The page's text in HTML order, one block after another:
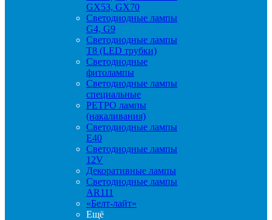
GX53, GX70
Светодиодные лампы
G4, G9
Светодиодные лампы
Т8 (LED трубки)
Светодиодные
фитолампы
Светодиодные лампы
специальные
РЕТРО лампы
(накаливания)
Светодиодные лампы
E40
Светодиодные лампы
12V
Декоративные лампы
Светодиодные лампы
AR111
«Белт-лайт»
Ещё